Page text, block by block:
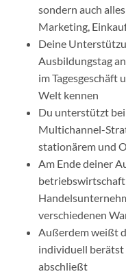
sondern auch
Marketing,
Deine
Ausbildungstag
im Tagesgeschäft
Welt kennen
Du unterstützt
Multichannel-
stationärem und
Am Ende deiner
verschiedenen
Außerdem weißt
individuell berätst
abschließt